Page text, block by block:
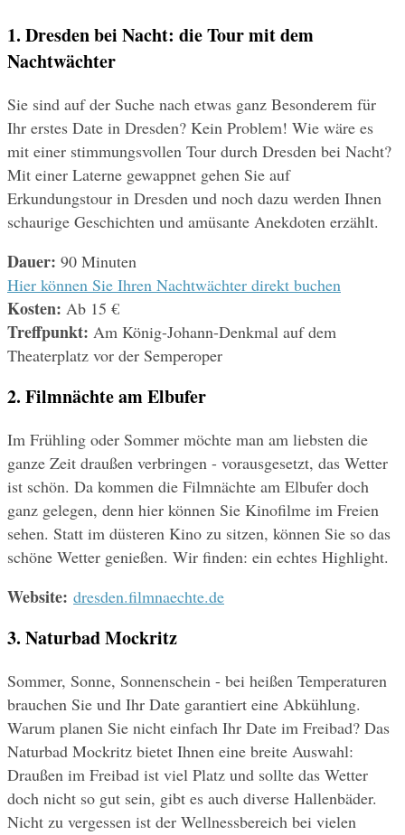
1. Dresden bei Nacht: die Tour mit dem
Nachtwächter
Sie sind auf der Suche nach etwas ganz Besonderem für
Ihr erstes Date in Dresden? Kein Problem! Wie wäre es
mit einer stimmungsvollen Tour durch Dresden bei Nacht?
Mit einer Laterne gewappnet gehen Sie auf
Erkundungstour in Dresden und noch dazu werden Ihnen
schaurige Geschichten und amüsante Anekdoten erzählt.
Dauer: 90 Minuten
Hier können Sie Ihren Nachtwächter direkt buchen
Kosten: Ab 15 €
Treffpunkt: Am König-Johann-Denkmal auf dem
Theaterplatz vor der Semperoper
2. Filmnächte am Elbufer
Im Frühling oder Sommer möchte man am liebsten die
ganze Zeit draußen verbringen - vorausgesetzt, das Wetter
ist schön. Da kommen die Filmnächte am Elbufer doch
ganz gelegen, denn hier können Sie Kinofilme im Freien
sehen. Statt im düsteren Kino zu sitzen, können Sie so das
schöne Wetter genießen. Wir finden: ein echtes Highlight.
Website: dresden.filmnaechte.de
3. Naturbad Mockritz
Sommer, Sonne, Sonnenschein - bei heißen Temperaturen
brauchen Sie und Ihr Date garantiert eine Abkühlung.
Warum planen Sie nicht einfach Ihr Date im Freibad? Das
Naturbad Mockritz bietet Ihnen eine breite Auswahl:
Draußen im Freibad ist viel Platz und sollte das Wetter
doch nicht so gut sein, gibt es auch diverse Hallenbäder.
Nicht zu vergessen ist der Wellnessbereich bei vielen